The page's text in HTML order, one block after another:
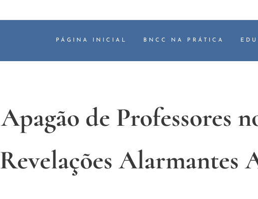
PÁGINA INICIAL BNCC NA PRÁTICA
Apagão de Professores
Revelações Alarmantes